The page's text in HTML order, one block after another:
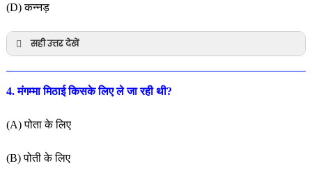
(D) कन्नड़
सही उत्तर देखें
4. मंगम्मा मिठाई किसके लिए ले जा रही थी?
(A) पोता के लिए
(B) पोती के लिए